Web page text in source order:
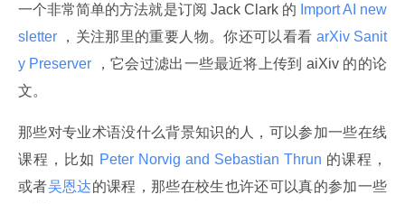
一个非常简单的方法就是订阅 Jack Clark 的 Import AI new
sletter
，关注那里的重要人物。你还可以看看 arXiv Sanit
y Preserver
，它会过滤出一些最近将上传到 aiXiv 的的论
文。
那些对专业术语没什么背景知识的人，可以参加一些在线
课程，比如 Peter Norvig and Sebastian Thrun 的课程，
或者吴恩达的课程，那些在校生也许还可以真的参加一些